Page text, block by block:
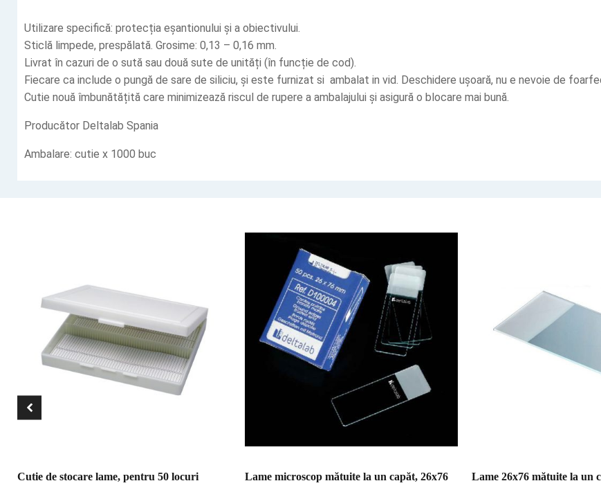
‎Utilizare specifică: protecția eșantionului și a obiectivului. ‎
‎Sticlă limpede, prespălată. Grosime: 0,13 – 0,16 mm.‎
‎Livrat în cazuri de o sută sau două sute de unități (în funcție de cod). ‎
‎Fiecare ca include o pungă de sare de siliciu, și este furnizat si ambalat in vid. Deschidere ușoară, nu e nevoie de
‎Cutie nouă îmbunătățită care minimizează riscul de rupere a ambalajului și asigură o blocare mai bună.‎
Producător Deltalab Spania
Ambalare: cutie x 1000 buc
Cutie de stocare lame, pentru 50 locuri Lame microscop mătuite la un capăt, 26x76 Lame 26x76 mătuite la un